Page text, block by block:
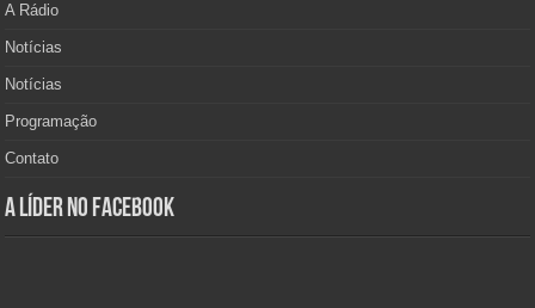
A Rádio
Notícias
Notícias
Programação
Contato
A Líder no Facebook